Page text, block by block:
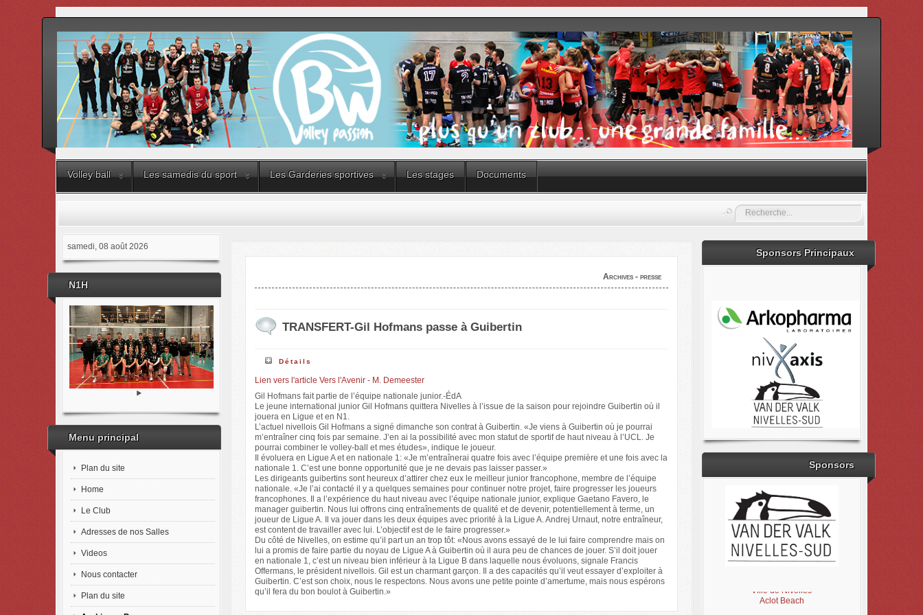
Volley ball Les samedis du sport Les Garderies sportives Les stages Documents
Rechercher
samedi, 08 août 2026
N1H
Menu principal
Plan du site
Home
Le Club
Adresses de nos Salles
Videos
Nous contacter
Plan du site
Archives - presse
TRANSFERT-Gil Hofmans passe à Guibertin
Détails
Lien vers l'article Vers l'Avenir - M. Demeester
Gil Hofmans fait partie de l’équipe nationale junior.-ÉdA
Le jeune international junior Gil Hofmans quittera Nivelles à l’issue de la saison pour rejoindre Guibertin où il
jouera en Ligue et en N1.
L’actuel nivellois Gil Hofmans a signé dimanche son contrat à Guibertin. «Je viens à Guibertin où je pourrai
m’entraîner cinq fois par semaine. J’en ai la possibilité avec mon statut de sportif de haut niveau à l’UCL. Je
pourrai combiner le volley-ball et mes études», indique le joueur.
Il évoluera en Ligue A et en nationale 1: «Je m’entraînerai quatre fois avec l’équipe première et une fois avec la
nationale 1. C’est une bonne opportunité que je ne devais pas laisser passer.»
Les dirigeants guibertins sont heureux d’attirer chez eux le meilleur junior francophone, membre de l’équipe
nationale. «Je l’ai contacté il y a quelques semaines pour continuer notre projet, faire progresser les joueurs
francophones. Il a l’expérience du haut niveau avec l’équipe nationale junior, explique Gaetano Favero, le
manager guibertin. Nous lui offrons cinq entraînements de qualité et de devenir, potentiellement à terme, un
joueur de Ligue A. Il va jouer dans les deux équipes avec priorité à la Ligue A. Andrej Urnaut, notre entraîneur,
est content de travailler avec lui. L’objectif est de le faire progresser.»
Du côté de Nivelles, on estime qu’il part un an trop tôt: «Nous avons essayé de le lui faire comprendre mais on
lui a promis de faire partie du noyau de Ligue A à Guibertin où il aura peu de chances de jouer. S’il doit jouer
en nationale 1, c’est un niveau bien inférieur à la Ligue B dans laquelle nous évoluons, signale Francis
Offermans, le président nivellois. Gil est un charmant garçon. Il a des capacités qu’il veut essayer d’exploiter à
Guibertin. C’est son choix, nous le respectons. Nous avons une petite pointe d’amertume, mais nous espérons
qu’il fera du bon boulot à Guibertin.»
Sponsors Principaux
Sponsors
Aclot Beach